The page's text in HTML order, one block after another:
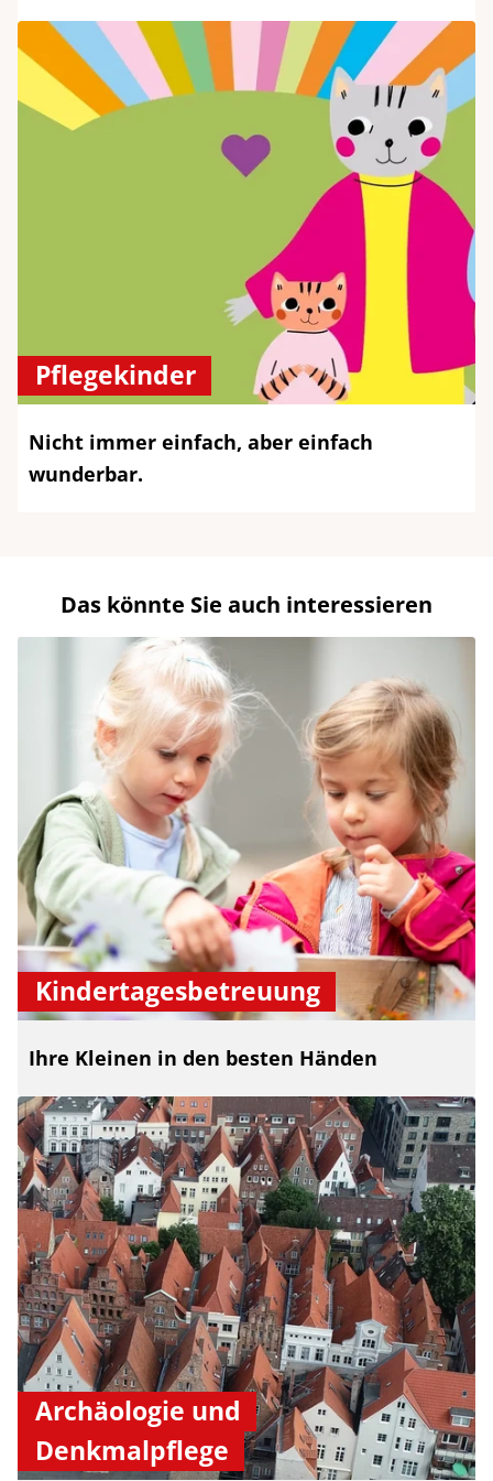
Pflegekinder
Nicht immer einfach, aber einfach
wunderbar.
Das könnte Sie auch interessieren
Kindertagesbetreuung
Ihre Kleinen in den besten Händen
Archäologie und
Denkmalpflege